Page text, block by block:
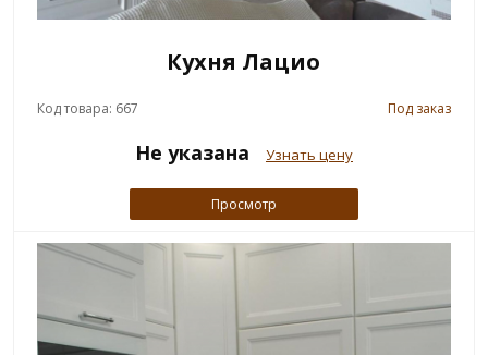
Кухня Лацио
Код товара: 667 Под заказ
Не указана Узнать цену
Просмотр